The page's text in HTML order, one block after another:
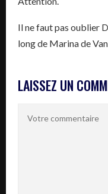
Il ne faut pas oublier
long de Marina de
LAISSEZ UN